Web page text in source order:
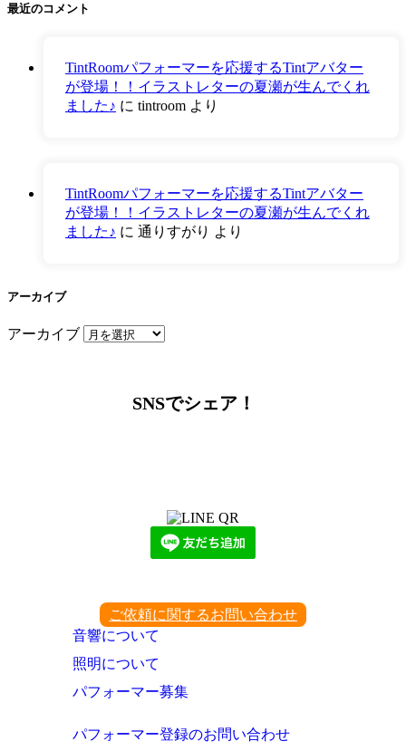
最近のコメント
TintRoomパフォーマーを応援するTintアバター
が登場！！イラストレターの夏瀬が生んでくれ
ました♪ に tintroom より
TintRoomパフォーマーを応援するTintアバター
が登場！！イラストレターの夏瀬が生んでくれ
ました♪ に 通りすがり より
アーカイブ
アーカイブ
SNSでシェア！
ご依頼に関するお問い合わせ
音響について
照明について
パフォーマー募集
パフォーマー登録のお問い合わせ